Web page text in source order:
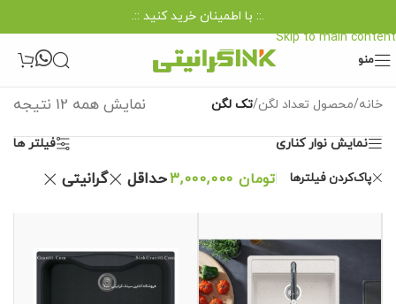
Skip to main content
.:: با اطمینان خرید کنید ::.
منو
خانه/محصول تعداد لگن/تک لگن نمایش همه 12 نتیجه
نمایش نوار کناری فیلتر ها
پاک‌کردن فیلترها گرانیتی حداقل3,000,000 تومان